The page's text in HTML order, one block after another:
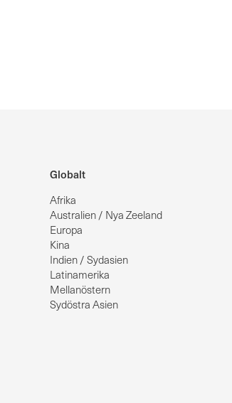
Globalt
Afrika
Australien / Nya Zeeland
Europa
Kina
Indien / Sydasien
Latinamerika
Mellanöstern
Sydöstra Asien